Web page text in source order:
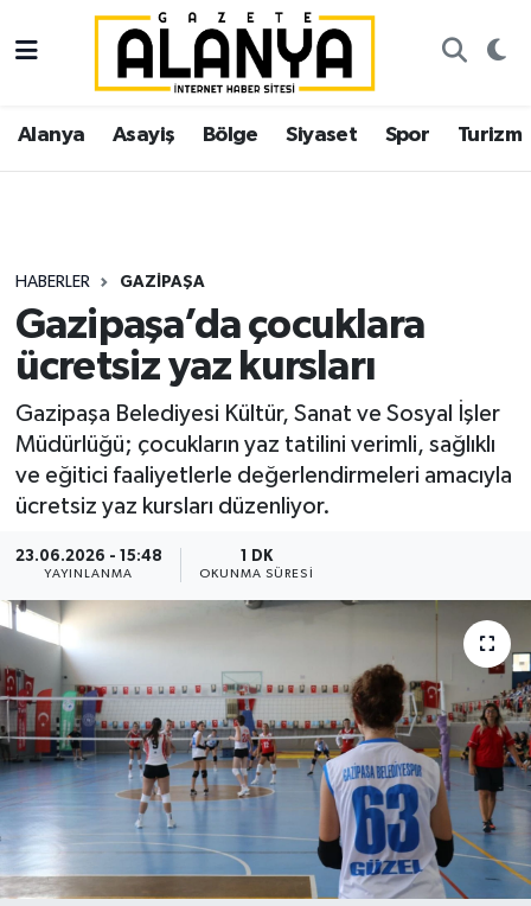
Alanya Asayiş Bölge Siyaset Spor Turizm
HABERLER GAZIPAŞA
Gazipaşa’da çocuklara
ücretsiz yaz kursları
Gazipaşa Belediyesi Kültür, Sanat ve Sosyal İşler
Müdürlüğü; çocukların yaz tatilini verimli, sağlıklı
ve eğitici faaliyetlerle değerlendirmeleri amacıyla
ücretsiz yaz kursları düzenliyor.
23.06.2026 - 15:48
YAYINLANMA
1 DK
OKUNMA SÜRESI
Alanya
Asayiş
Siyaset
Spor
Ekonomi
Gazipaşa
İstanbul Nöbetçi Eczaneler
İstanbul Hava Durumu
Süper Lig Puan Durumu ve Fikstür
Tüm Manşetler
Son Dakika Haberleri
Haber Arşivi